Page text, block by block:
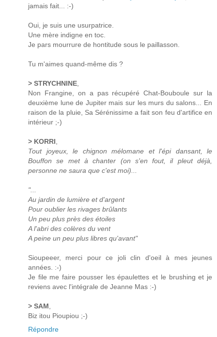
jamais fait... :-)
Oui, je suis une usurpatrice.
Une mère indigne en toc.
Je pars mourrure de hontitude sous le paillasson.
Tu m'aimes quand-même dis ?
> STRYCHNINE
Non Frangine, on a pas récupéré Chat-Bouboule sur la
deuxième lune de Jupiter mais sur les murs du salons... En
raison de la pluie, Sa Sérénissime a fait son feu d'artifice en
intérieur ;-)
> KORRI
Tout joyeux, le chignon mélomane et l'épi dansant, le
Bouffon se met à chanter (on s'en fout, il pleut déjà,
personne ne saura que c'est moi)...
"...
Au jardin de lumière et d'argent
Pour oublier les rivages brûlants
Un peu plus près des étoiles
A l'abri des colères du vent
A peine un peu plus libres qu'avant"
Sioupeeer, merci pour ce joli clin d'oeil à mes jeunes
années. :-)
Je file me faire pousser les épaulettes et le brushing et je
reviens avec l'intégrale de Jeanne Mas :-)
> SAM
Biz itou Pioupiou ;-)
Répondre